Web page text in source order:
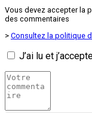
Vous devez accepter la
des commentaires
> Consultez la politique
J’ai lu et